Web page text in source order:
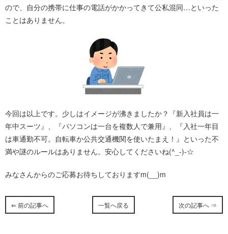
ので、自分の携帯に仕事の電話がかかってきて公私混同…といった
ことはありません。
今回は以上です。少しはイメージが沸きましたか？『新入社員は一
年中スーツ』、『パソコンは一台を複数人で兼用』、『入社一年目
は車通勤不可。自転車か公共交通機関を使いたまえ！』といった不
満や謎のルールはありません。安心してくださいね(^_-)-☆
みなさんからのご応募お待ちしておりますm(__)m
⇐ 前の記事へ 一覧へ戻る 次の記事へ ⇒